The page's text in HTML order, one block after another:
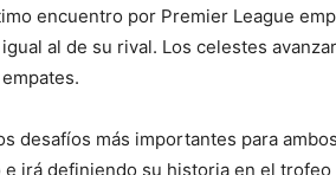
encuentro por Premier League
al de su rival. Los celestes
desafíos más importantes para
irá definiendo su historia en el trofeo